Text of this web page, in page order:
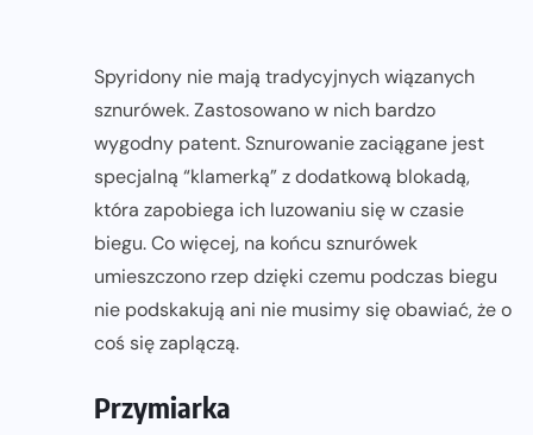
Spyridony nie mają tradycyjnych wiązanych
sznurówek. Zastosowano w nich bardzo
wygodny patent. Sznurowanie zaciągane jest
specjalną “klamerką” z dodatkową blokadą,
która zapobiega ich luzowaniu się w czasie
biegu. Co więcej, na końcu sznurówek
umieszczono rzep dzięki czemu podczas biegu
nie podskakują ani nie musimy się obawiać, że o
coś się zaplączą.
Przymiarka